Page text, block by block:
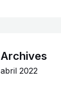
Archives
abril 2022